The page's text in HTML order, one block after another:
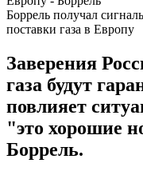
Боррель получал
поставки газа в Европу
Заверения
газа будут
повлияет
"это хорошие
Боррель.